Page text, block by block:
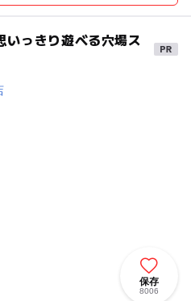
っきり遊べる穴場ス
保存
8006